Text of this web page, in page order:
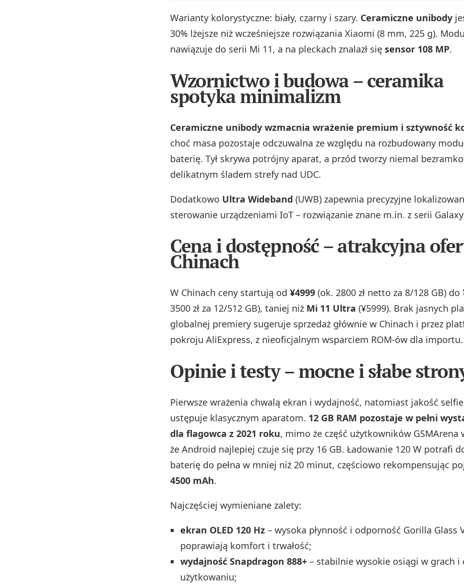
Warianty kolorystyczne: biały, czarny i szary. Ceramiczne unibody
30% lżejsze niż wcześniejsze rozwiązania Xiaomi (8 mm, 225 g).
nawiązuje do serii Mi 11, a na pleckach znalazł się sensor 108 MP.
Wzornictwo i budowa – ceramika
spotyka minimalizm
Ceramiczne unibody wzmacnia wrażenie premium i sztywność
choć masa pozostaje odczuwalna ze względu na rozbudowany
baterię. Tył skrywa potrójny aparat, a przód tworzy niemal
delikatnym śladem strefy nad UDC.
Dodatkowo Ultra Wideband (UWB) zapewnia precyzyjne
sterowanie urządzeniami IoT – rozwiązanie znane m.in. z serii
Cena i dostępność – atrakcyjna
Chinach
W Chinach ceny startują od ¥4999 (ok. 2800 zł netto za 8/128 GB) do
3500 zł za 12/512 GB), taniej niż Mi 11 Ultra (¥5999). Brak jasnych
globalnej premiery sugeruje sprzedaż głównie w Chinach i przez
pokroju AliExpress, z nieoficjalnym wsparciem ROM-ów dla importu.
Opinie i testy – mocne i słabe
Pierwsze wrażenia chwalą ekran i wydajność, natomiast jakość selfie
ustępuje klasycznym aparatom. 12 GB RAM pozostaje w pełni
dla flagowca z 2021 roku, mimo że część użytkowników GSMArena
że Android najlepiej czuje się przy 16 GB. Ładowanie 120 W potrafi
baterię do pełna w mniej niż 20 minut, częściowo rekompensując
4500 mAh.
Najczęściej wymieniane zalety:
ekran OLED 120 Hz – wysoka płynność i odporność Gorilla Glass
poprawiają komfort i trwałość;
wydajność Snapdragon 888+ – stabilnie wysokie osiągi w grach i
użytkowaniu;